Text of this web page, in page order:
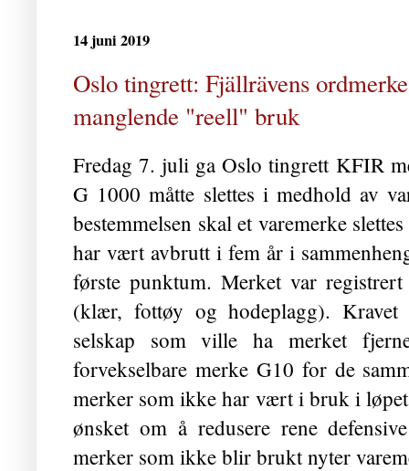
14 juni 2019
Oslo tingrett: Fjällrävens
manglende "reell" bruk
Fredag 7. juli ga Oslo tingrett KFIR
G 1000 måtte slettes i medhold av
bestemmelsen skal et varemerke
har vært avbrutt i fem år i
første punktum. Merket var
(klær, fottøy og hodeplagg).
selskap som ville ha merket
forvekselbare merke G10 for de
merker som ikke har vært i bruk i
ønsket om å redusere rene
merker som ikke blir brukt nyter